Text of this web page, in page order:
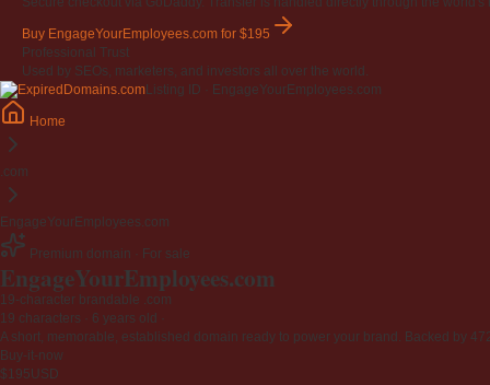
Buy EngageYourEmployees.com for $195
Professional Trust
Used by SEOs, marketers, and investors all over the world.
Listing ID · EngageYourEmployees.com
Home
.com
EngageYourEmployees.com
Premium domain · For sale
EngageYourEmployees.com
19-character brandable .com
19 characters · 6 years old
A short, memorable, established domain ready to power your brand. Backed by
Buy-it-now
$195USD